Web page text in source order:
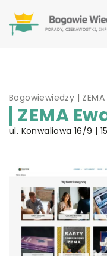
Bogowiewiedzy |
ZEMA
ul. Konwaliowa 16/9 |